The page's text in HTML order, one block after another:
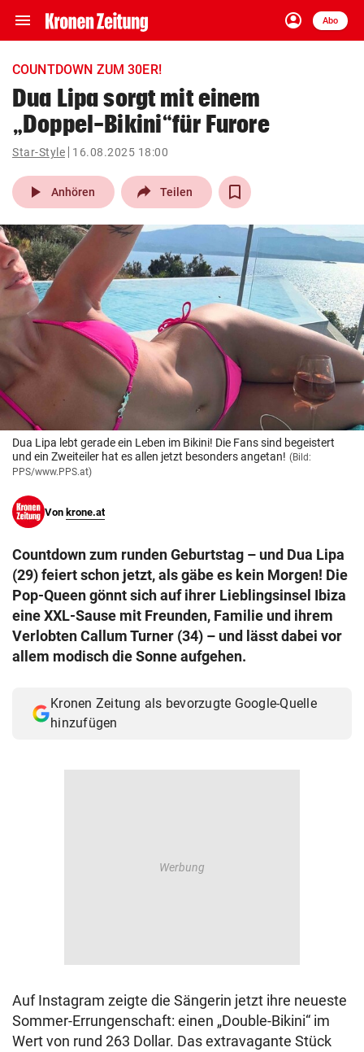
menu Navigation
ein-/ausklappen
account_circle
Anmelden
Abo
close Schließen
account_circle Anmelden
arrow_right
pin_drop
Wien arrow_right
bookmark
search
Suchbegriff
eingeben
© Krone Multimedia GmbH & Co KG 2026
Muthgasse 2, 1190 Wien
COUNTDOWN ZUM 30ER!
Dua Lipa sorgt mit einem
„Doppel-Bikini“für Furore
Star-Style 16.08.2025 18:00
play_arrow Anhören Teilen
Dua Lipa lebt gerade ein Leben im Bikini! Die Fans sind begeistert
und ein Zweiteiler hat es allen jetzt besonders angetan! (Bild:
PPS/www.PPS.at)
Von krone.at
Countdown zum runden Geburtstag – und Dua Lipa
(29) feiert schon jetzt, als gäbe es kein Morgen! Die
Pop-Queen gönnt sich auf ihrer Lieblingsinsel Ibiza
eine XXL-Sause mit Freunden, Familie und ihrem
Verlobten Callum Turner (34) – und lässt dabei vor
allem modisch die Sonne aufgehen.
Kronen Zeitung als bevorzugte Google-Quelle
hinzufügen
Auf Instagram zeigte die Sängerin jetzt ihre neueste
Sommer-Errungenschaft: einen „Double-Bikini“ im
Wert von rund 263 Dollar. Das extravagante Stück